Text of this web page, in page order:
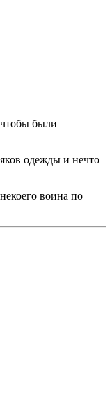
были
одежды и нечто
воина по